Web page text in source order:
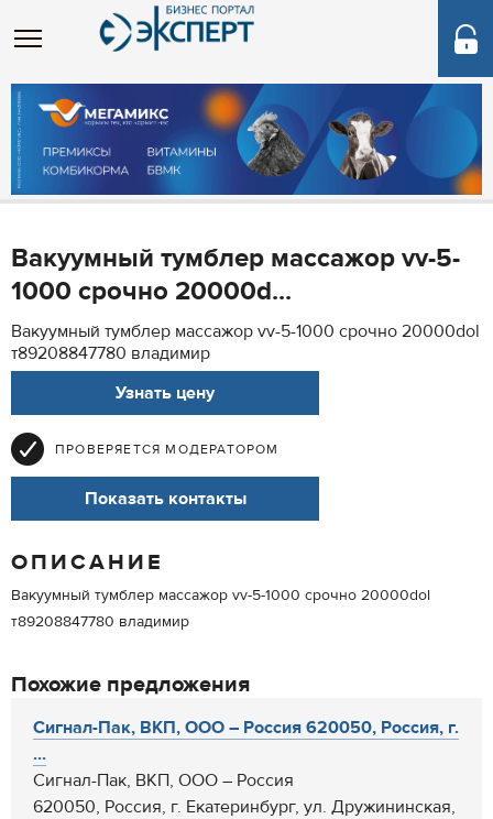
Вакуумный тумблер массажор vv-5-
1000 срочно 20000d...
Вакуумный тумблер массажор vv-5-1000 срочно 20000dol
т89208847780 владимир
Узнать цену
ПРОВЕРЯЕТСЯ МОДЕРАТОРОМ
Показать контакты
ОПИСАНИЕ
Вакуумный тумблер массажор vv-5-1000 срочно 20000dol
т89208847780 владимир
Похожие предложения
Cигнал-Пак, ВКП, ООО – Россия 620050, Россия, г.
...
Cигнал-Пак, ВКП, ООО – Россия
620050, Россия, г. Екатеринбург, ул. Дружининская,